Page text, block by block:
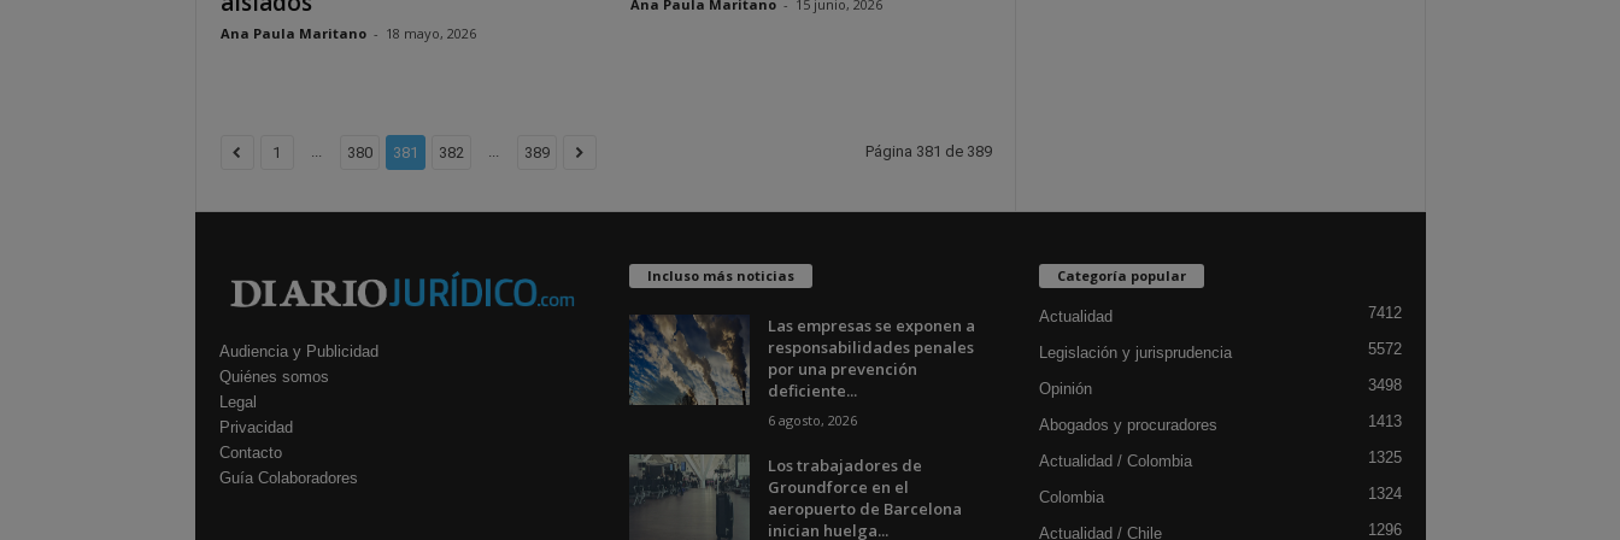
Ana Paula Maritano - 18 mayo, 2026
Ana Paula Maritano - 15 junio, 2026
1 ... 380 381 382 ... 389 Página 381 de 389
Audiencia y Publicidad
Quiénes somos
Legal
Privacidad
Contacto
Guía Colaboradores
Incluso más noticias
Las empresas se exponen a
responsabilidades penales
por una prevención
deficiente...
6 agosto, 2026
Los trabajadores de
Groundforce en el
aeropuerto de Barcelona
inician huelga...
Categoría popular
Actualidad 7412
Legislación y jurisprudencia 5572
Opinión 3498
Abogados y procuradores 1413
Actualidad / Colombia 1325
Colombia 1324
Actualidad / Chile 1296